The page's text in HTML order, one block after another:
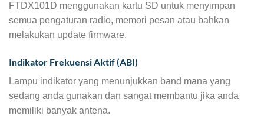
FTDX101D menggunakan kartu SD untuk menyimpan
semua pengaturan radio, memori pesan atau bahkan
melakukan update firmware.
Indikator Frekuensi Aktif (ABI)
Lampu indikator yang menunjukkan band mana yang
sedang anda gunakan dan sangat membantu jika anda
memiliki banyak antena.